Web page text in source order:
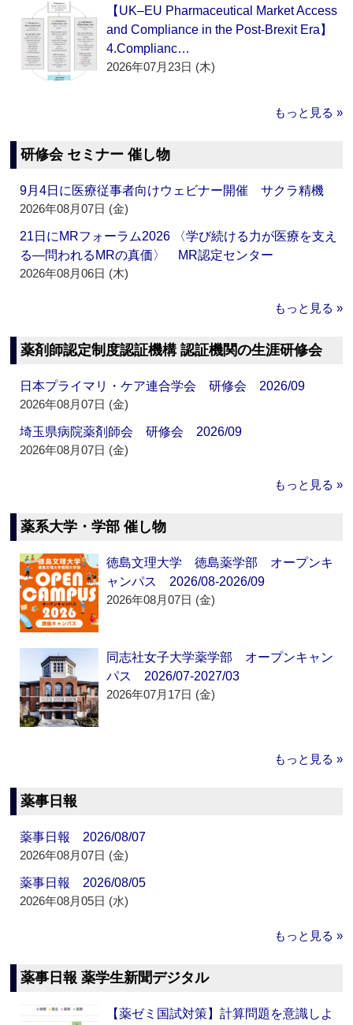
【UK–EU Pharmaceutical Market Access
and Compliance in the Post-Brexit Era】
4.Complianc…
2026年07月23日 (木)
もっと見る »
研修会 セミナー 催し物
9月4日に医療従事者向けウェビナー開催 サクラ精機
2026年08月07日 (金)
21日にMRフォーラム2026 〈学び続ける力が医療を支え
る―問われるMRの真価〉 MR認定センター
2026年08月06日 (木)
もっと見る »
薬剤師認定制度認証機構 認証機関の生涯研修会
日本プライマリ・ケア連合学会 研修会 2026/09
2026年08月07日 (金)
埼玉県病院薬剤師会 研修会 2026/09
2026年08月07日 (金)
もっと見る »
薬系大学・学部 催し物
徳島文理大学 徳島薬学部 オープンキ
ャンパス 2026/08-2026/09
2026年08月07日 (金)
同志社女子大学薬学部 オープンキャン
パス 2026/07-2027/03
2026年07月17日 (金)
もっと見る »
薬事日報
薬事日報 2026/08/07
2026年08月07日 (金)
薬事日報 2026/08/05
2026年08月05日 (水)
もっと見る »
薬事日報 薬学生新聞デジタル
【薬ゼミ国試対策】計算問題を意識しよ